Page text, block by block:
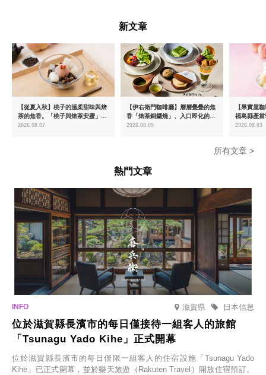
新文章
【從夏入秋】桃子的溫柔甜味與焙
茶的焦香。「桃子與焙茶安蜜」將
於8月中旬起限時販售
2026.08.07
【伊右衛門咖啡廳】層層疊疊的焦
香「焙茶銅鑼燒」、入口即化的
「宇治抹茶提拉米蘇」全新登場
2026.08.05
【果實屋
福島縣產
2026.08.03
所有文章 >
熱門文章
滋賀県 日本信息
位於滋賀縣長濱市的每日僅接待一組客人的旅館
「Tsunagu Yado Kihe」正式開幕
位於滋賀縣長濱市的每日僅限一組客人的住宿設施「Tsunagu Yado
Kihe」已正式開幕，並於樂天旅遊（Rakuten Travel）開放住宿預訂。